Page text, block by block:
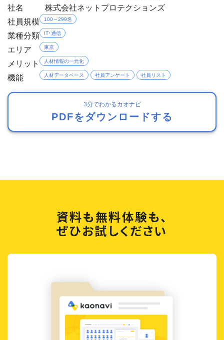
社名
株式会社ネットプロテクションズ
社員規模
100～299名
業種分類 IT・通信
エリア 東京
メリット 人材情報の一元化
機能 人材データベース 社員アンケート 社員リスト
3分でわかるカオナビ
PDFをダウンロードする
資料も無料体験も、
ぜひお試しください